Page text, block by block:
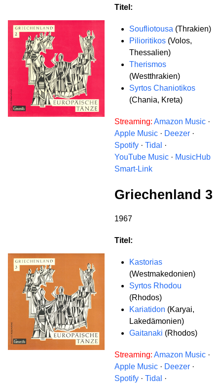
Titel:
Soufliotousa (Thrakien)
Pilioritikos (Volos,
Thessalien)
Therismos
(Westthrakien)
Syrtos Chaniotikos
(Chania, Kreta)
Streaming: Amazon Music ·
Apple Music · Deezer ·
Spotify · Tidal ·
YouTube Music · MusicHub
Smart-Link
Griechenland 3
1967
Titel:
Kastorias
(Westmakedonien)
Syrtos Rhodou
(Rhodos)
Kariatidon (Karyai,
Lakedämonien)
Gaitanaki (Rhodos)
Streaming: Amazon Music ·
Apple Music · Deezer ·
Spotify · Tidal ·